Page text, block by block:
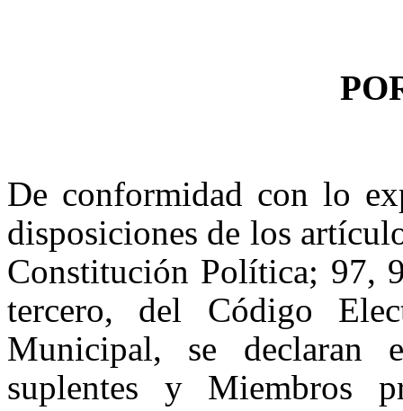
De conformidad con lo
disposiciones de los
Constitución Política; 97,
tercero, del Código
Municipal, se declaran
suplentes y Miembros